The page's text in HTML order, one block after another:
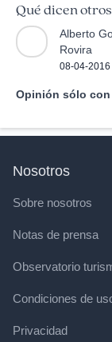
Qué dicen
Alberto
Rovira
08-04-2016
Opinión sólo
Nosotros
Sobre nosotros
Notas de prensa
Observatorio
Condiciones de
Privacidad